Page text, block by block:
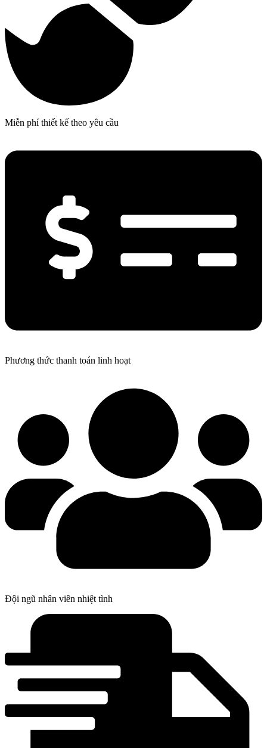
Miễn phí thiết kế theo yêu cầu
Phương thức thanh toán linh hoạt
Đội ngũ nhân viên nhiệt tình